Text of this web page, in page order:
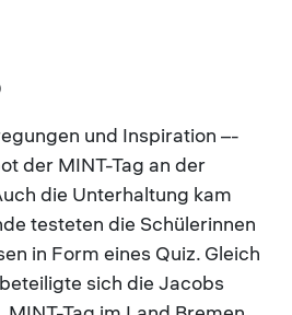
und Inspiration –­
der MINT-Tag an der
die Unterhaltung kam
testeten die Schülerinnen
in Form eines Quiz. Gleich
sich die Jacobs